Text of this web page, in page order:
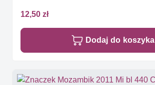
12,50 zł
Dodaj do koszyka